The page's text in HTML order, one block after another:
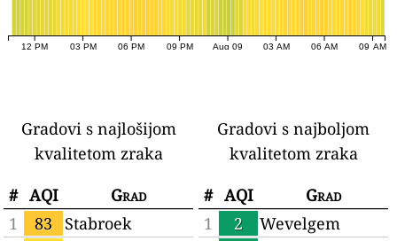
12 PM 03 PM 06 PM 09 PM Aug 09 03 AM 06 AM 09 AM
Gradovi s najlošijom
kvalitetom zraka
# AQI
Grad
1
83
Stabroek
Gradovi s najboljom
kvalitetom zraka
# AQI
Grad
1
2
Wevelgem